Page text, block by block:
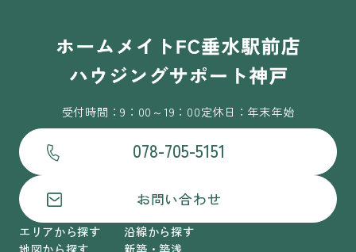
受付時間：9：00～19：00定休日：年末年始
078-705-5151
お問い合わせ
エリアから探す
地図から探す
沿線から探す
新築・築浅